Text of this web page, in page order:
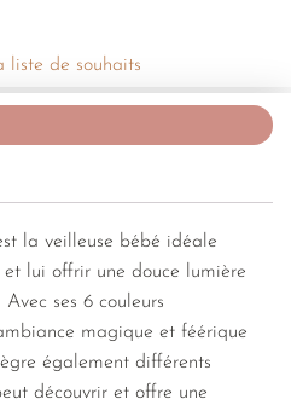
liste de souhaits
la veilleuse bébé idéale
lui offrir une douce lumière
ses 6 couleurs
magique et féérique
également différents
découvrir et offre une